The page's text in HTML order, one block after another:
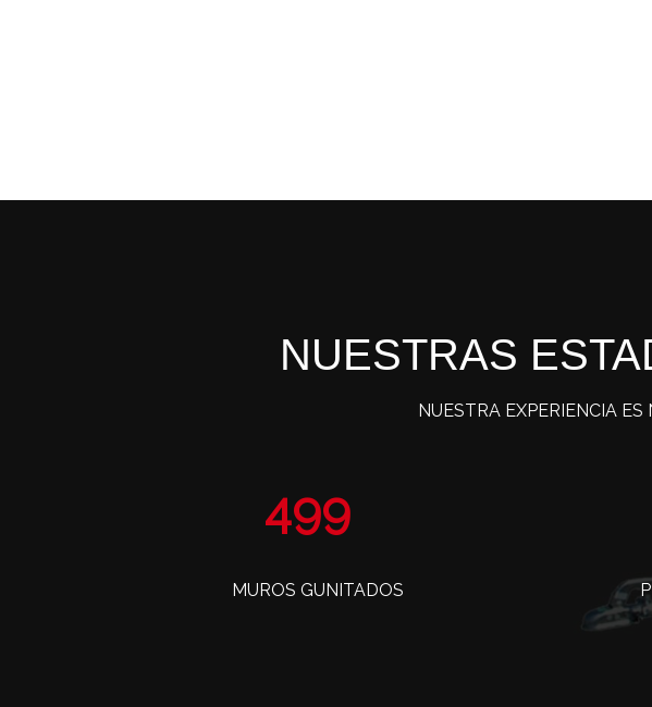
NUESTRAS
NUESTRA EXPERIENCIA
805
MUROS GUNITADOS